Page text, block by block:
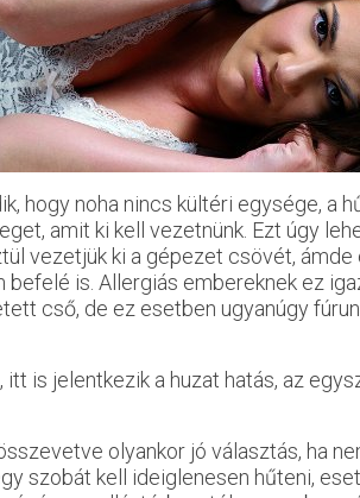
hogy noha nincs kültéri egysége, a
amit ki kell vezetnünk. Ezt úgy
vezetjük ki a gépezet csövét,
befelé is. Allergiás embereknek ez
cső, de ez esetben ugyanúgy
itt is jelentkezik a huzat hatás, az
olyankor jó választás, ha
szobát kell ideiglenesen hűteni,